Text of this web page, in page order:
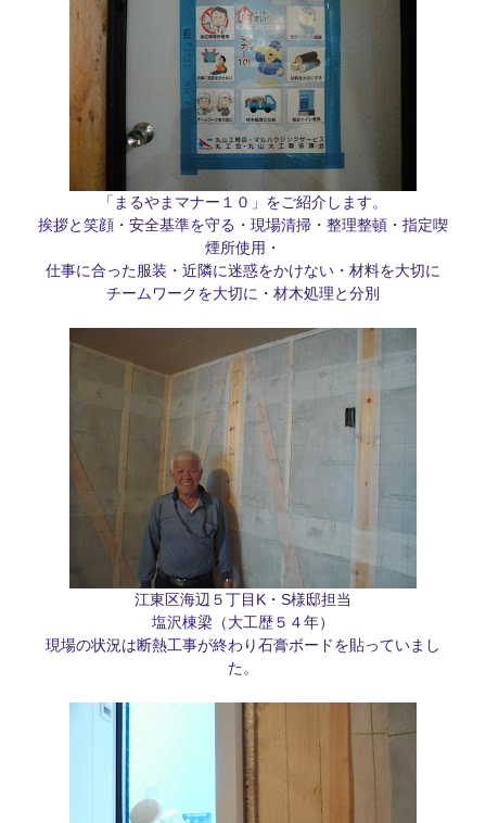
「まるやまマナー１０」をご紹介します。
挨拶と笑顔・安全基準を守る・現場清掃・整理整頓・指定喫
煙所使用・
仕事に合った服装・近隣に迷惑をかけない・材料を大切に
チームワークを大切に・材木処理と分別
江東区海辺５丁目K・S様邸担当
塩沢棟梁（大工歴５４年）
現場の状況は断熱工事が終わり石膏ボードを貼っていまし
た。